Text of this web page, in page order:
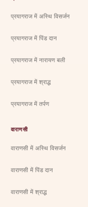
प्रयागराज में अस्थि विसर्जन
प्रयागराज में पिंड दान
प्रयागराज में नारायण बली
प्रयागराज में श्राद्ध
प्रयागराज में तर्पण
वाराणसी
वाराणसी में अस्थि विसर्जन
वाराणसी में पिंड दान
वाराणसी में श्राद्ध